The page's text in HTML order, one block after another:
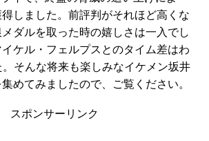
しました。前評判がそれほど高くな
ダルを取った時の嬉しさは一入でし
ケル・フェルプスとのタイム差はわ
そんな将来も楽しみなイケメン坂井
めてみましたので、ご覧ください。
スポンサーリンク